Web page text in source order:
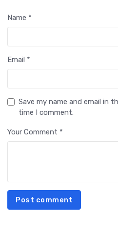
Name *
Email *
Save my name and email in
time I comment.
Your Comment *
Post comment